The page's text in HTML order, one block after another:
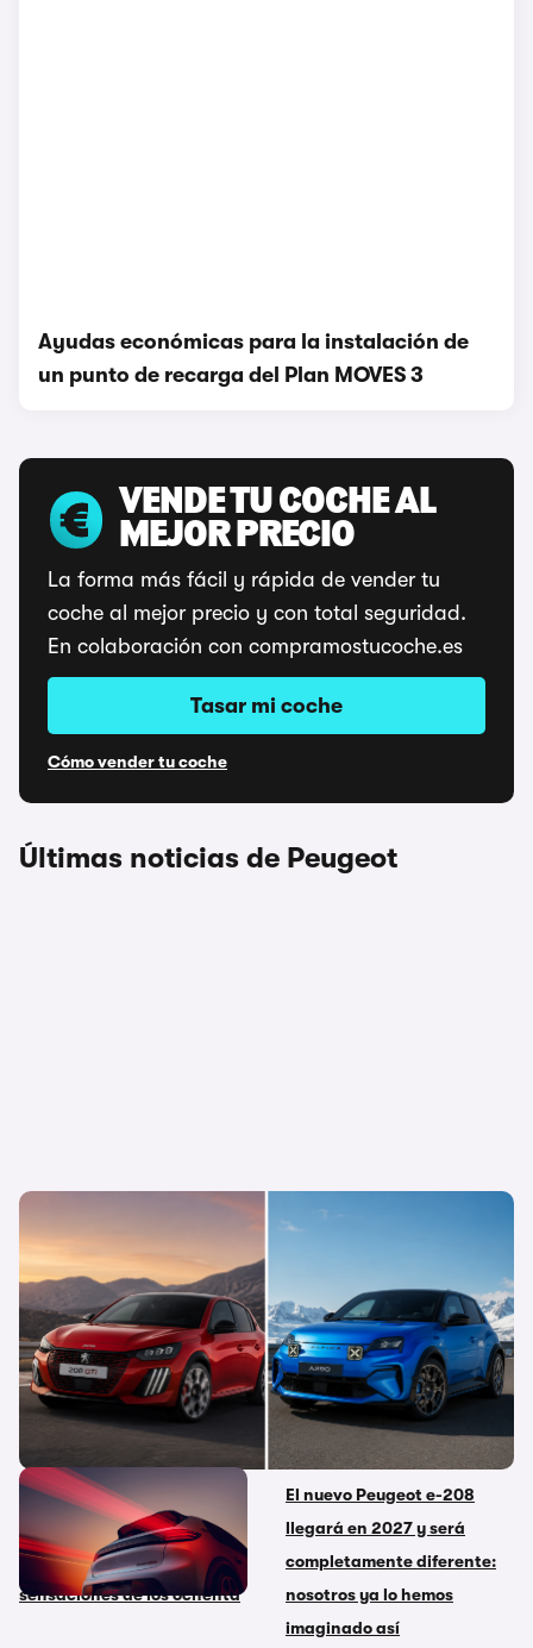
Ayudas económicas para la instalación de
un punto de recarga del Plan MOVES 3
VENDE TU COCHE AL
MEJOR PRECIO
La forma más fácil y rápida de vender tu
coche al mejor precio y con total seguridad.
En colaboración con compramostucoche.es
Tasar mi coche
Cómo vender tu coche
Últimas noticias de Peugeot
El GTi ha vuelto y es eléctrico: ¿puede el
Peugeot 208 destronar al Alpine A290? Los
ponemos cara a cara
Ya hay imágenes y precios
del Peugeot E-208 GTi: 281
CV que buscan resucitar las
sensaciones de los ochenta
El nuevo Peugeot e-208
llegará en 2027 y será
completamente diferente:
nosotros ya lo hemos
imaginado así